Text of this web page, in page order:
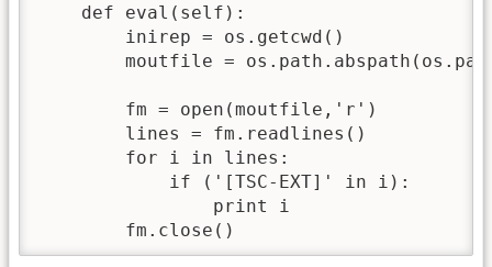
    def eval(self):
        inirep = os.getcwd()
moutfile =
        fm = open(moutfile,'r')
        lines = fm.readlines()
        for i in lines:
            if ('[TSC-EXT]' in i):
                print i
        fm.close()